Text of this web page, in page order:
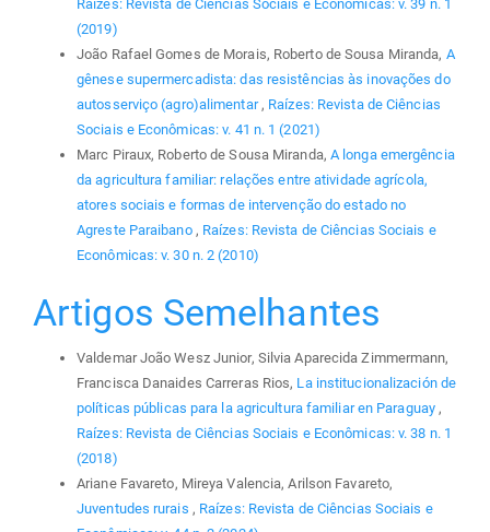
Raízes: Revista de Ciências Sociais e Econômicas: v. 39 n. 1
(2019)
João Rafael Gomes de Morais, Roberto de Sousa Miranda, A
gênese supermercadista: das resistências às inovações do
autosserviço (agro)alimentar , Raízes: Revista de Ciências
Sociais e Econômicas: v. 41 n. 1 (2021)
Marc Piraux, Roberto de Sousa Miranda, A longa emergência
da agricultura familiar: relações entre atividade agrícola,
atores sociais e formas de intervenção do estado no
Agreste Paraibano , Raízes: Revista de Ciências Sociais e
Econômicas: v. 30 n. 2 (2010)
Artigos Semelhantes
Valdemar João Wesz Junior, Silvia Aparecida Zimmermann,
Francisca Danaides Carreras Rios, La institucionalización de
políticas públicas para la agricultura familiar en Paraguay,
Raízes: Revista de Ciências Sociais e Econômicas: v. 38 n. 1
(2018)
Ariane Favareto, Mireya Valencia, Arilson Favareto,
Juventudes rurais , Raízes: Revista de Ciências Sociais e